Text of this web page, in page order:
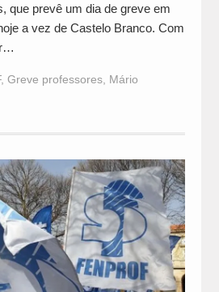
que prevê um dia de greve em
a vez de Castelo Branco. Com
, Greve professores, Mário